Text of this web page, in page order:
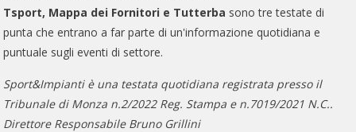
Tsport, Mappa dei Fornitori e Tutterba sono tre testate di
punta che entrano a far parte di un'informazione quotidiana e
puntuale sugli eventi di settore.
Sport&Impianti è una testata quotidiana registrata presso il
Tribunale di Monza n.2/2022 Reg. Stampa e n.7019/2021 N.C..
Direttore Responsabile Bruno Grillini